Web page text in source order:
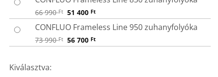
55
990 Ft.
42
800 Ft.
66 990Ft Original
price
was:
66
990 Ft.
51 400 FtCurrent
price
is:
51
400 Ft.
CONFLUO Frameless Line 950 zuhanyfolyóka
73 990Ft Original
price
56 700 FtCurrent
price
Kiválasztva: